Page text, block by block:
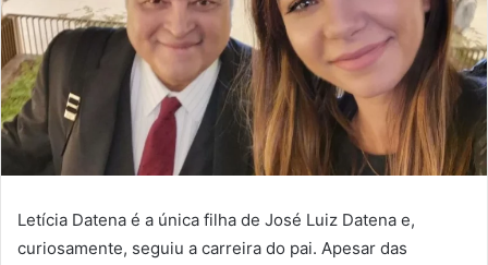
Letícia Datena é a única filha de José Luiz Datena e,
curiosamente, seguiu a carreira do pai. Apesar das